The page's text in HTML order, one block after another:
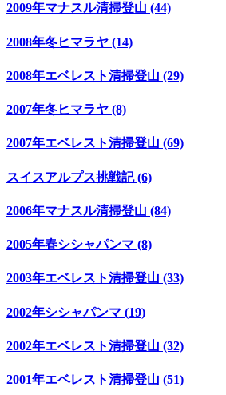
2009年マナスル清掃登山 (44)
2008年冬ヒマラヤ (14)
2008年エベレスト清掃登山 (29)
2007年冬ヒマラヤ (8)
2007年エベレスト清掃登山 (69)
スイスアルプス挑戦記 (6)
2006年マナスル清掃登山 (84)
2005年春シシャパンマ (8)
2003年エベレスト清掃登山 (33)
2002年シシャパンマ (19)
2002年エベレスト清掃登山 (32)
2001年エベレスト清掃登山 (51)